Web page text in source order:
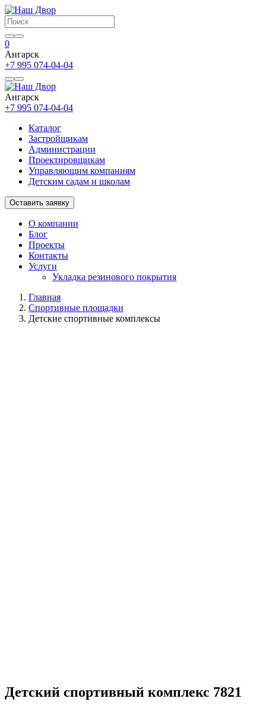
0
Ангарск
+7 995 074-04-04
Ангарск
+7 995 074-04-04
Каталог
Застройщикам
Администрации
Проектировщикам
Управляющим компаниям
Детским садам и школам
Оставить заявку
О компании
Блог
Проекты
Контакты
Услуги
Укладка резинового покрытия
Главная
Спортивные площадки
Детские спортивные комплексы
Детский спортивный комплекс 7821